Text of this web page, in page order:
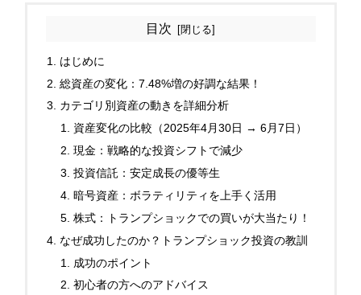
目次
はじめに
総資産の変化：7.48%増の好調な結果！
カテゴリ別資産の動きを詳細分析
資産変化の比較（2025年4月30日 → 6月7日）
現金：戦略的な投資シフトで減少
投資信託：安定成長の優等生
暗号資産：ボラティリティを上手く活用
株式：トランプショックでの買いが大当たり！
なぜ成功したのか？トランプショック投資の教訓
成功のポイント
初心者の方へのアドバイス